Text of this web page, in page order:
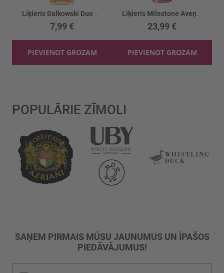
7,99 €
PIEVIENOT GROZAM
23,99 €
PIEVIENOT GROZAM
POPULĀRIE ZĪMOLI
SAŅEM PIRMAIS MŪSU JAUNUMUS UN ĪPAŠOS
PIEDĀVĀJUMUS!